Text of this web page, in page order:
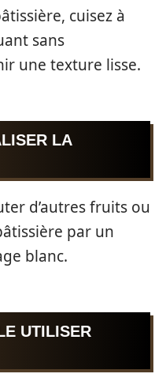
cuisez à
sans
une texture lisse.
LA
d’autres fruits ou
par un
blanc.
UTILISER